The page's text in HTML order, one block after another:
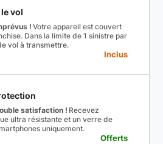
vol
! Votre appareil est couvert
Dans la limite de 1 sinistre par
vol à transmettre.
Inclus
satisfaction ! Recevez
ultra résistante et un verre de
uniquement.
Offerts